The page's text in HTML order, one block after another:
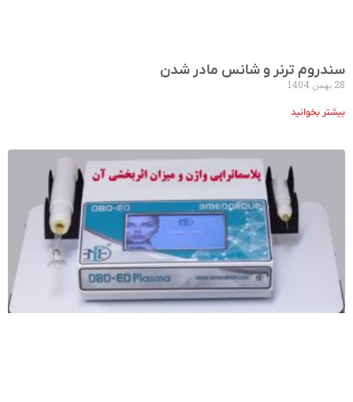
سندروم ترنر و شانس مادر شدن
28 بهمن 1404
بیشتر بخوانید